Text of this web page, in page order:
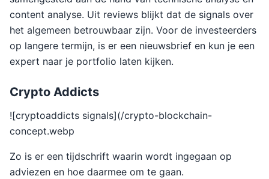
content analyse. Uit reviews blijkt dat de signals over
het algemeen betrouwbaar zijn. Voor de investeerders
op langere termijn, is er een nieuwsbrief en kun je een
expert naar je portfolio laten kijken.
Crypto Addicts
![cryptoaddicts signals](/crypto-blockchain-
concept.webp
Zo is er een tijdschrift waarin wordt ingegaan op
adviezen en hoe daarmee om te gaan.